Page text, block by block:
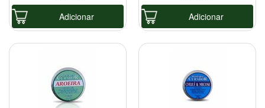
Adicionar
Adicionar